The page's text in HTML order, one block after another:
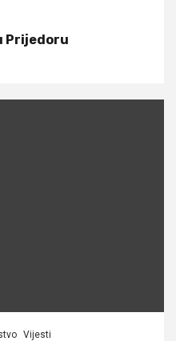
Prijedoru
Vijesti